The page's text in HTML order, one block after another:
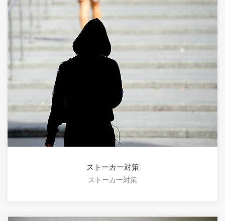
ストーカー対策
ストーカー対策